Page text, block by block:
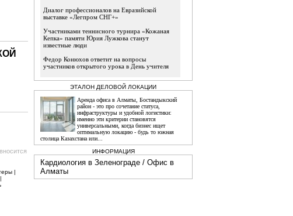
Диалог профессионалов на Евразийской
выставке «Легпром СНГ+»
Участниками теннисного турнира «Кожаная
Кепка» памяти Юрия Лужкова станут
известные люди
Федор Конюхов ответит на вопросы
участников открытого урока в День учителя
ЭТАЛОН ДЕЛОВОЙ ЛОКАЦИИ
Аренда офиса в Алматы, Бостандыкский
район - это про сочетание статуса,
инфраструктуры и удобной логистики:
именно эти критерии становятся
универсальными, когда бизнес ищет
оптимальную локацию - будь то южная
столица Казахстана или...
ИНФОРМАЦИЯ
Кардиология в Зеленограде / Офис в
Алматы